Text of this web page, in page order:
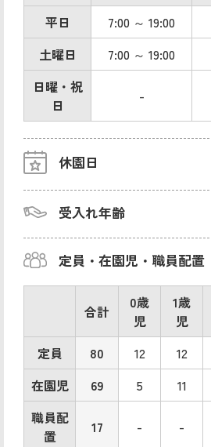
平日
7:00 ～ 19:00
土曜日
7:00 ～ 19:00
日曜・祝
日
-
休園日
受入れ年齢
定員・在園児・職員配置
合計
0歳
児
1歳
児
定員
80 12 12
在園児
69 5 11
職員配
置
17 - -